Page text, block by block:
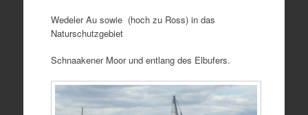
Wedeler Au sowie (hoch zu Ross) in das
Naturschutzgebiet
Schnaakener Moor und entlang des Elbufers.